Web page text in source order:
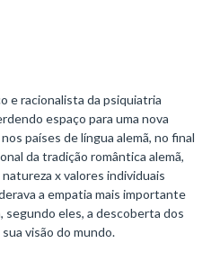
e racionalista da psiquiatria
espaço para uma nova
países de língua alemã, no final
da tradição romântica alemã,
x valores individuais
a empatia mais importante
segundo eles, a descoberta dos
visão do mundo.